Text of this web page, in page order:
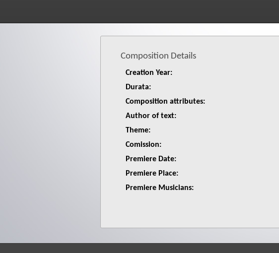
Composition Details
Creation Year:
Durata:
Composition attributes:
Author of text:
Theme:
Comission:
Premiere Date:
Premiere Place:
Premiere Musicians: